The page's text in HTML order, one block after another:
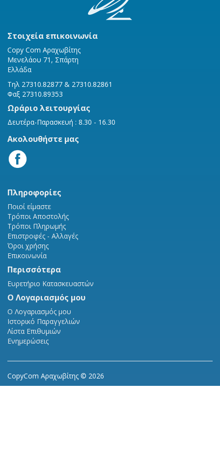
Στοιχεία επικοινωνία
Copy Com Αραχωβίτης
Μενελάου 71, Σπάρτη
Ελλάδα
Τηλ 27310.82877 & 27310.82861
Φαξ 27310.89353
Ωράριο λειτουργίας
Δευτέρα-Παρασκευή : 8.30 - 16.30
Ακολουθήστε μας
Πληροφορίες
Ποιοί είμαστε
Τρόποι Αποστολής
Τρόποι Πληρωμής
Επιστροφές - Αλλαγές
Όροι χρήσης
Επικοινωνία
Περισσότερα
Ευρετήριο Κατασκευαστών
Ο Λογαριασμός μου
Ο Λογαριασμός μου
Ιστορικό Παραγγελιών
Λίστα Επιθυμιών
Ενημερώσεις
CopyCom Αραχωβίτης © 2026